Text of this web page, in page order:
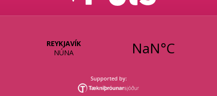
Supported by: